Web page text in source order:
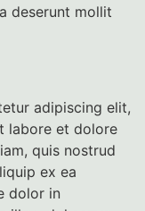
deserunt mollit
adipiscing elit,
labore et dolore
quis nostrud
ex ea
dolor in